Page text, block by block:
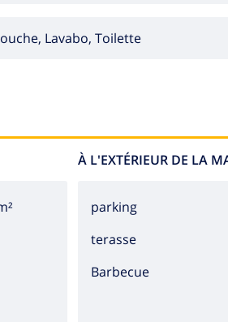
Lavabo, Toilette
À L'EXTÉRIEUR DE LA
parking
terasse
barbecue